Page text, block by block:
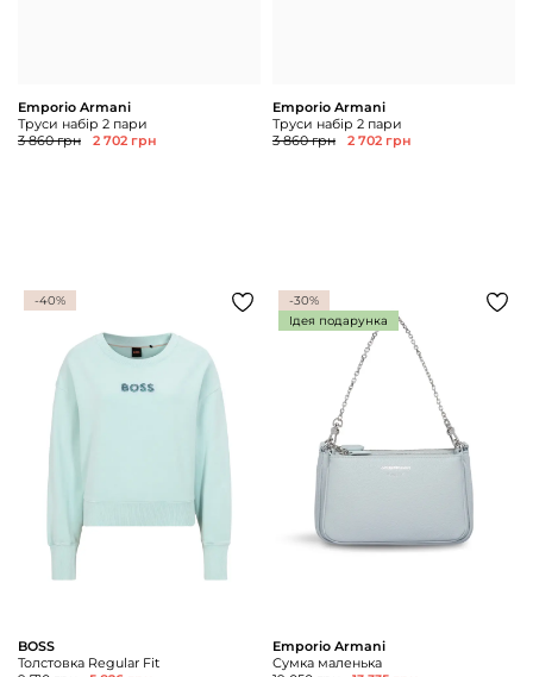
Emporio Armani
Труси набір 2 пари
3 860 грн
2 702 грн
Emporio Armani
Труси набір 2 пари
3 860 грн
2 702 грн
-40%
BOSS
Толстовка Regular Fit
-30%
Ідея подарунка
Emporio Armani
Сумка маленька